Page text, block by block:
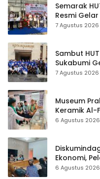
Semarak
Resmi
Tradisional
7 Agustus 2026
Sambut
Sukabumi
ASRI Lewat
7 Agustus 2026
Museum
Keramik Al-
Hampir 500
6 Agustus 2026
Ekonomi,
Terbuka Beri
6 Agustus 2026